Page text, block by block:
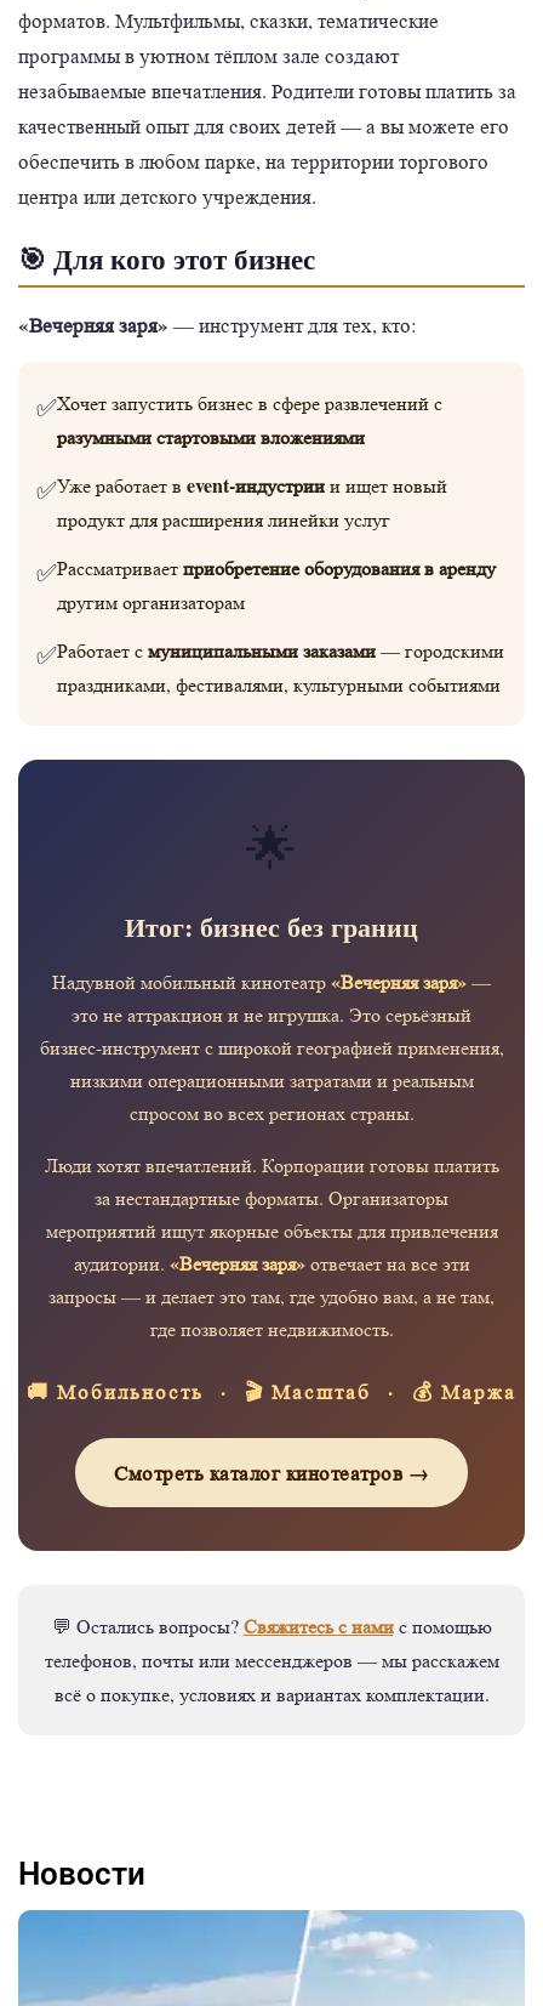
форматов. Мультфильмы, сказки, тематические
программы в уютном тёплом зале создают
незабываемые впечатления. Родители готовы платить за
качественный опыт для своих детей — а вы можете его
обеспечить в любом парке, на территории торгового
центра или детского учреждения.
🎯 Для кого этот бизнес
«Вечерняя заря» — инструмент для тех, кто:
✅Хочет запустить бизнес в сфере развлечений с
разумными стартовыми вложениями
✅Уже работает в event-индустриии ищет новый
продукт для расширения линейки услуг
✅Рассматриваетприобретение оборудования в аренду
другим организаторам
✅Работает смуниципальными заказами— городскими
праздниками, фестивалями, культурными событиями
🌟
Итог: бизнес без границ
Надувной мобильный кинотеатр«Вечерняя заря»—
это не аттракцион и не игрушка. Это серьёзный
бизнес-инструмент с широкой географией применения,
низкими операционными затратами и реальным
спросом во всех регионах страны.
Люди хотят впечатлений. Корпорации готовы платить
за нестандартные форматы. Организаторы
мероприятий ищут якорные объекты для привлечения
аудитории. «Вечерняя заря»отвечает на все эти
запросы — и делает это там, где удобно вам, а не там,
где позволяет недвижимость.
🚚 Мобильность · 🎬 Масштаб · 💰 Маржа
Смотреть каталог кинотеатров →
💬 Остались вопросы?Свяжитесь с намис помощью
телефонов, почты или мессенджеров — мы расскажем
всё о покупке, условиях и вариантах комплектации.
Новости